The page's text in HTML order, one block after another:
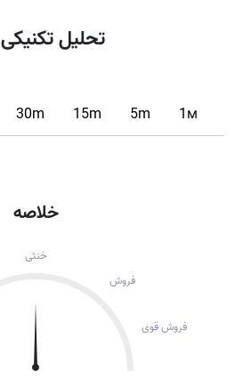
تحلیل تکنیکی DJI
1м
5m
15m
30m
خلاصه
خنثی
فروش
فروش قوی